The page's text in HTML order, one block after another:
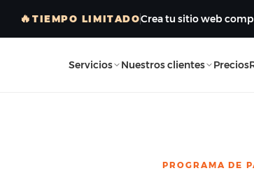
🔥 TIEMPO LIMITADOCrea tu sitio web
Servicios Nuestros clientes Precios
PROGRAMA DE